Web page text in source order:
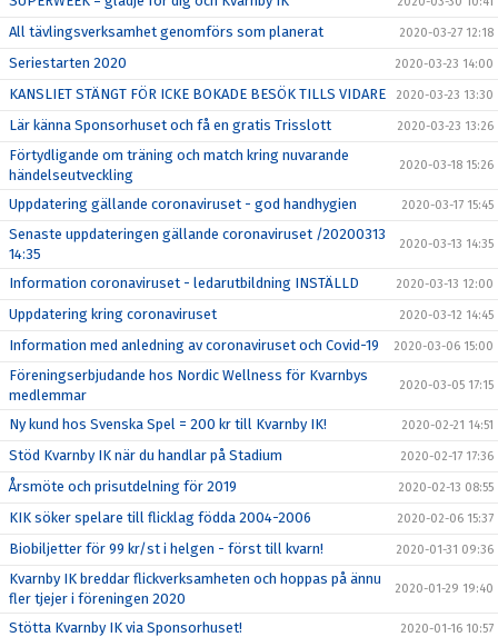
All tävlingsverksamhet genomförs som planerat 2020-03-27 12:18
Seriestarten 2020 2020-03-23 14:00
KANSLIET STÄNGT FÖR ICKE BOKADE BESÖK TILLS VIDARE 2020-03-23 13:30
Lär känna Sponsorhuset och få en gratis Trisslott 2020-03-23 13:26
Förtydligande om träning och match kring nuvarande
händelseutveckling
2020-03-18 15:26
Uppdatering gällande coronaviruset - god handhygien 2020-03-17 15:45
Senaste uppdateringen gällande coronaviruset /20200313
14:35
2020-03-13 14:35
Information coronaviruset - ledarutbildning INSTÄLLD 2020-03-13 12:00
Uppdatering kring coronaviruset 2020-03-12 14:45
Information med anledning av coronaviruset och Covid-19 2020-03-06 15:00
Föreningserbjudande hos Nordic Wellness för Kvarnbys
medlemmar
2020-03-05 17:15
Ny kund hos Svenska Spel = 200 kr till Kvarnby IK! 2020-02-21 14:51
Stöd Kvarnby IK när du handlar på Stadium 2020-02-17 17:36
Årsmöte och prisutdelning för 2019 2020-02-13 08:55
KIK söker spelare till flicklag födda 2004-2006 2020-02-06 15:37
Biobiljetter för 99 kr/st i helgen - först till kvarn! 2020-01-31 09:36
Kvarnby IK breddar flickverksamheten och hoppas på ännu
fler tjejer i föreningen 2020
2020-01-29 19:40
Stötta Kvarnby IK via Sponsorhuset! 2020-01-16 10:57